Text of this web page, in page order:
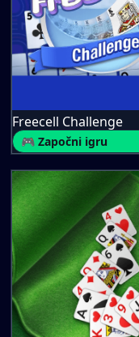
Freecell Challenge
🎮 Započni igru